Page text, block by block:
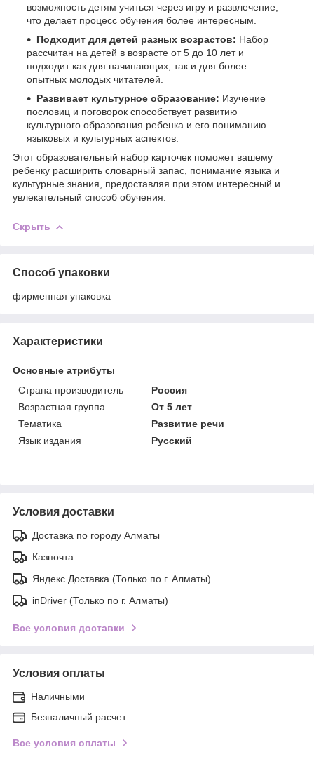
возможность детям учиться через игру и развлечение,
что делает процесс обучения более интересным.
Подходит для детей разных возрастов: Набор
рассчитан на детей в возрасте от 5 до 10 лет и
подходит как для начинающих, так и для более
опытных молодых читателей.
Развивает культурное образование: Изучение
пословиц и поговорок способствует развитию
культурного образования ребенка и его пониманию
языковых и культурных аспектов.
Этот образовательный набор карточек поможет вашему
ребенку расширить словарный запас, понимание языка и
культурные знания, предоставляя при этом интересный и
увлекательный способ обучения.
Скрыть
Способ упаковки
фирменная упаковка
Характеристики
Основные атрибуты
Страна производитель
Россия
Возрастная группа
От 5 лет
Тематика
Развитие речи
Язык издания
Русский
Условия доставки
Доставка по городу Алматы
Казпочта
Яндекс Доставка (Только по г. Алматы)
inDriver (Только по г. Алматы)
Все условия доставки
Условия оплаты
Наличными
Безналичный расчет
Все условия оплаты